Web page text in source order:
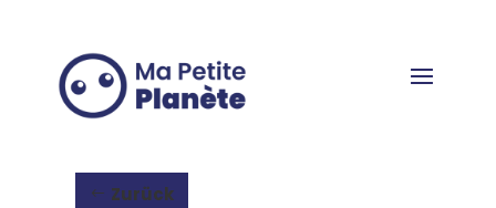
Zurück